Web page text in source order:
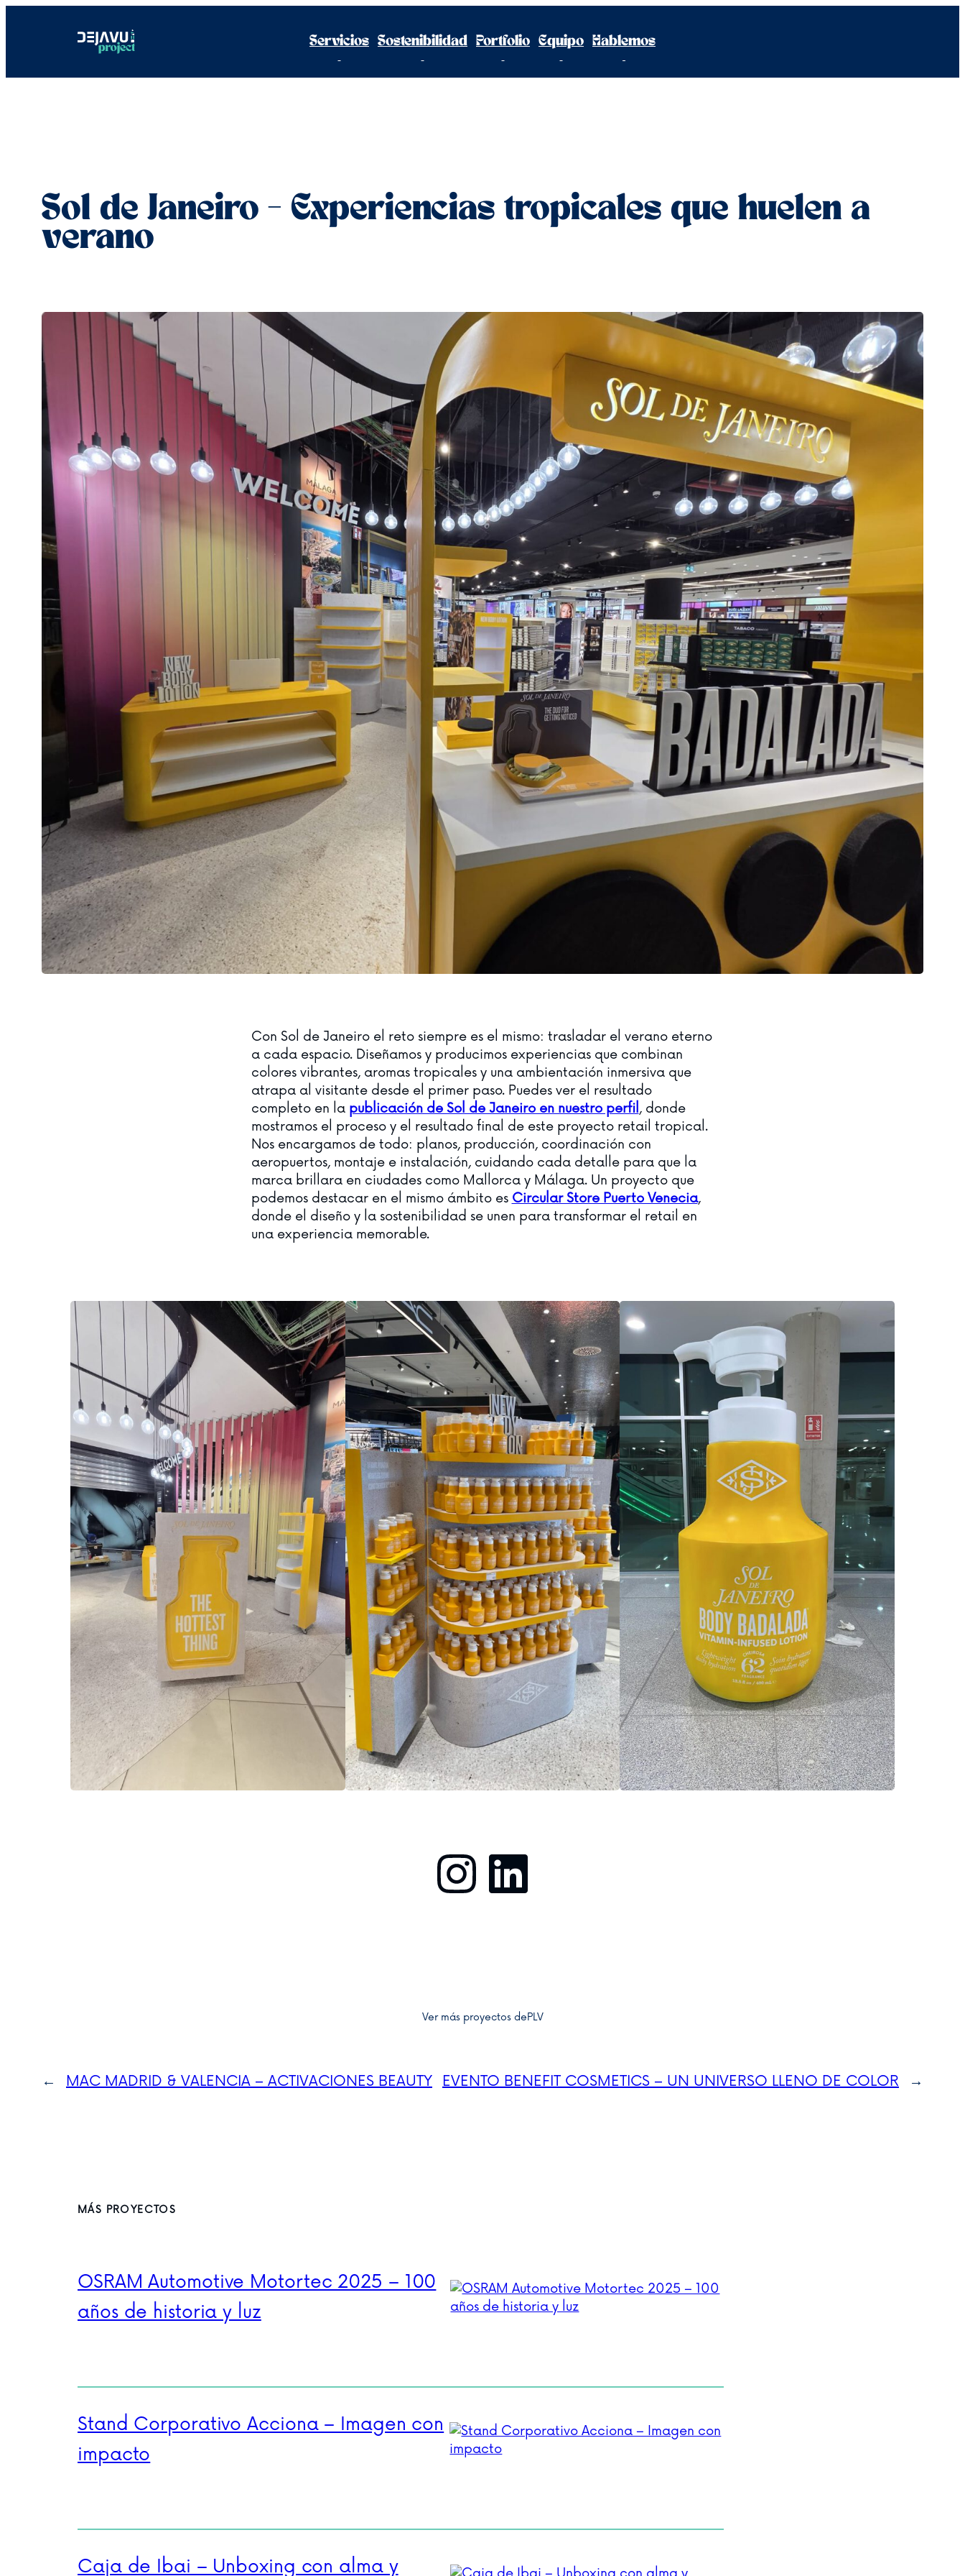
Servicios Sostenibilidad Portfolio Equipo Hablemos
Sol de Janeiro – Experiencias tropicales que huelen a
verano
Con Sol de Janeiro el reto siempre es el mismo: trasladar el verano eterno
a cada espacio. Diseñamos y producimos experiencias que combinan
colores vibrantes, aromas tropicales y una ambientación inmersiva que
atrapa al visitante desde el primer paso. Puedes ver el resultado
completo en la publicación de Sol de Janeiro en nuestro perfil , donde
mostramos el proceso y el resultado final de este proyecto retail tropical.
Nos encargamos de todo: planos, producción, coordinación con
aeropuertos, montaje e instalación, cuidando cada detalle para que la
marca brillara en ciudades como Mallorca y Málaga. Un proyecto que
podemos destacar en el mismo ámbito es Circular Store Puerto Venecia,
donde el diseño y la sostenibilidad se unen para transformar el retail en
una experiencia memorable.
Instagram
LinkedIn
Ver más proyectos dePLV
← MAC MADRID & VALENCIA – ACTIVACIONES BEAUTY EVENTO BENEFIT COSMETICS – UN UNIVERSO LLENO DE COLOR →
MÁS PROYECTOS
OSRAM Automotive Motortec 2025 – 100
años de historia y luz
Stand Corporativo Acciona – Imagen con
impacto
Caja de Ibai – Unboxing con alma y